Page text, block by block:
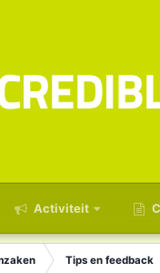
Activiteit
Tips en feedback